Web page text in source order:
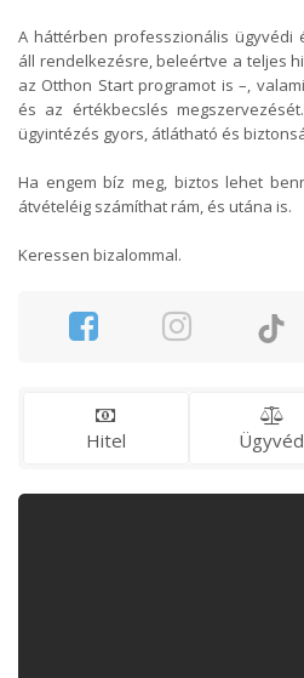
A háttérben professzionális ügyvédi
áll rendelkezésre, beleértve a teljes
az Otthon Start programot is –,
és az értékbecslés
ügyintézés gyors, átlátható és
Ha engem bíz meg, biztos lehet
átvételéig számíthat rám, és utána is.
Keressen bizalommal.
Hitel Ügyvéd